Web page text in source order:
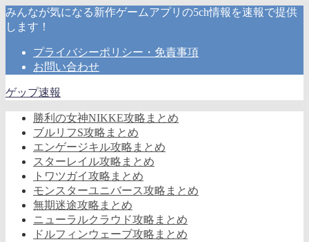
みんなが気になる新作ゲームアプリの5ch情報を速報で提供
します！
プライバシーポリシー・免責事項
お問い合わせ
ゲップ速報
勝利の女神NIKKE攻略まとめ
ブルリフS攻略まとめ
エンゲージキル攻略まとめ
スターレイル攻略まとめ
トワツガイ攻略まとめ
モンスターユニバース攻略まとめ
無期迷途攻略まとめ
ニューラルクラウド攻略まとめ
ドルフィンウェーブ攻略まとめ